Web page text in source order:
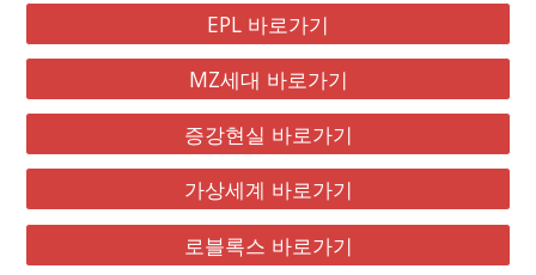
EPL 바로가기
MZ세대 바로가기
증강현실 바로가기
가상세계 바로가기
로블록스 바로가기